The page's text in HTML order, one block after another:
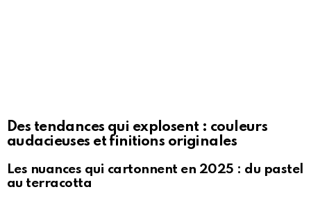
Des tendances qui explosent : couleurs
audacieuses et finitions originales
Les nuances qui cartonnent en 2025 : du pastel
au terracotta